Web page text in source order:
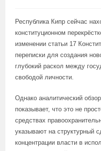
Республика Кипр сейчас
конституционном
изменении статьи 17
переписки для создания
глубокий раскол между
свободой личности.
Однако аналитический
показывает, что это не
средствах
указывают на структурный
концентрации власти в